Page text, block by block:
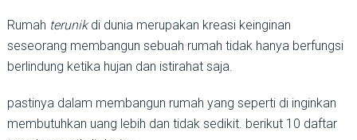
Rumah terunikdi dunia merupakan kreasi keinginan
seseorang membangun sebuah rumah tidak hanya berfungsi
berlindung ketika hujan dan istirahat saja.
pastinya dalam membangun rumah yang seperti di inginkan
membutuhkan uang lebih dan tidak sedikit. berikut 10 daftar